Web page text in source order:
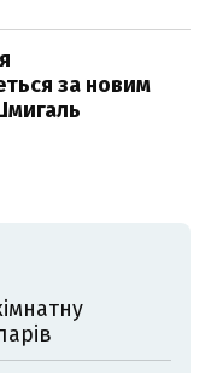
за новим